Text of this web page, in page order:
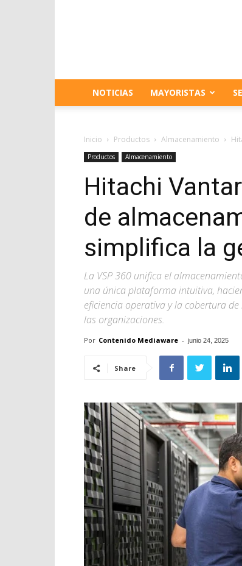
NOTICIAS MAYORISTAS
Inicio Productos Almacenamiento
Productos Almacenamiento
Hitachi
de
simplifica la
La VSP 360 unifica el
una única plataforma intuitiva,
eficiencia operativa y la cobertura
las organizaciones.
Por Contenido Mediaware - junio 24, 2025
Share